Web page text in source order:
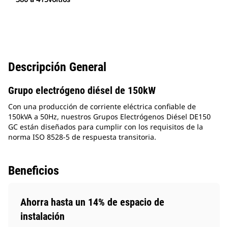
Descripción General
Grupo electrógeno diésel de 150kW
Con una producción de corriente eléctrica confiable de
150kVA a 50Hz, nuestros Grupos Electrógenos Diésel DE150
GC están diseñados para cumplir con los requisitos de la
norma ISO 8528-5 de respuesta transitoria.
Beneficios
Ahorra hasta un 14% de espacio de
instalación